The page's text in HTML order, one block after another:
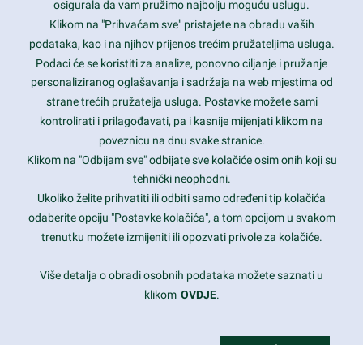
Contact Info
1600 Amphitheatre Parkway, Mountain View, CA 94043
prothemes.net@gmail.com
Daily: 9:00 am - 6:00 pm
Sunday: Closed
Copyright 2017FRESHFACE© All Rights Reserved
osigurala da vam pružimo najbolju moguću uslugu.
Klikom na "Prihvaćam sve" pristajete na obradu vaših
podataka, kao i na njihov prijenos trećim pružateljima usluga.
Podaci će se koristiti za analize, ponovno ciljanje i pružanje
personaliziranog oglašavanja i sadržaja na web mjestima od
strane trećih pružatelja usluga. Postavke možete sami
kontrolirati i prilagođavati, pa i kasnije mijenjati klikom na
poveznicu na dnu svake stranice.
Klikom na "Odbijam sve" odbijate sve kolačiće osim onih koji su
tehnički neophodni.
Ukoliko želite prihvatiti ili odbiti samo određeni tip kolačića
odaberite opciju "Postavke kolačića", a tom opcijom u svakom
trenutku možete izmijeniti ili opozvati privole za kolačiće.
Više detalja o obradi osobnih podataka možete saznati u
klikom OVDJE.